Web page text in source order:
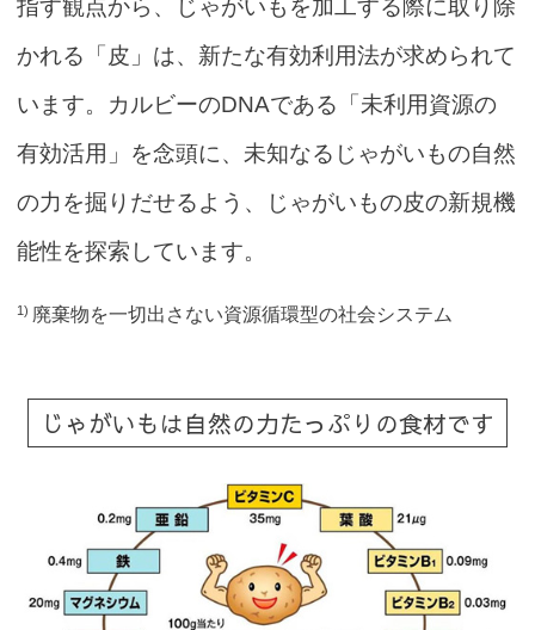
指す観点から、じゃがいもを加工する際に取り除
かれる「皮」は、新たな有効利用法が求められて
います。カルビーのDNAである「未利用資源の
有効活用」を念頭に、未知なるじゃがいもの自然
の力を掘りだせるよう、じゃがいもの皮の新規機
能性を探索しています。
1) 廃棄物を一切出さない資源循環型の社会システム
じゃがいもは自然の力たっぷりの食材です